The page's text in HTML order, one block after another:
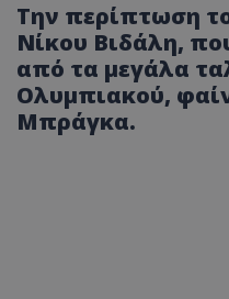
Την περίπτωση
Νίκου Βιδάλη,
από τα μεγάλα
Ολυμπιακού,
Μπράγκα.